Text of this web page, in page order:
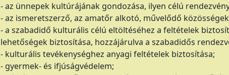
- az ünnepek kultúrájának gondozása, ilyen célú
- az ismeretszerző, az amatőr alkotó, művelődő
- a szabadidő kulturális célú eltöltéséhez a feltételek
lehetőségek biztosítása, hozzájárulva a szabadidős
- kulturális tevékenységhez anyagi feltételek biztosítása;
- gyermek- és ifjúságvédelem;